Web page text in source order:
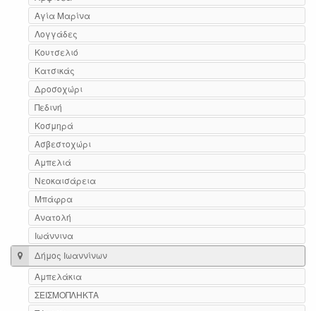
Αγία Μαρίνα
Λογγάδες
Κουτσελιό
Κατσικάς
Δροσοχώρι
Πεδινή
Κοσμηρά
Ασβεστοχώρι
Αμπελιά
Νεοκαισάρεια
Μπάφρα
Ανατολή
Ιωάννινα
Δήμος Ιωαννίνων
Αμπελάκια
ΣΕΙΣΜΟΠΛΗΚΤΑ